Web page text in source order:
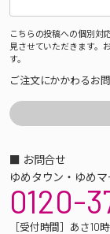
こちらの投稿への個別対
見させていただきます。
す。
ご注文にかかわるお
■ お問合せ
ゆめタウン・ゆめ
0120-
［受付時間］あさ10